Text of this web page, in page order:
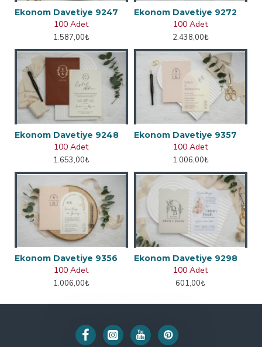
Ekonom Davetiye 9247
100 Adet
1.587,00₺
Ekonom Davetiye 9272
100 Adet
2.438,00₺
Ekonom Davetiye 9248
100 Adet
1.653,00₺
Ekonom Davetiye 9357
100 Adet
1.006,00₺
Ekonom Davetiye 9356
100 Adet
1.006,00₺
Ekonom Davetiye 9298
100 Adet
601,00₺